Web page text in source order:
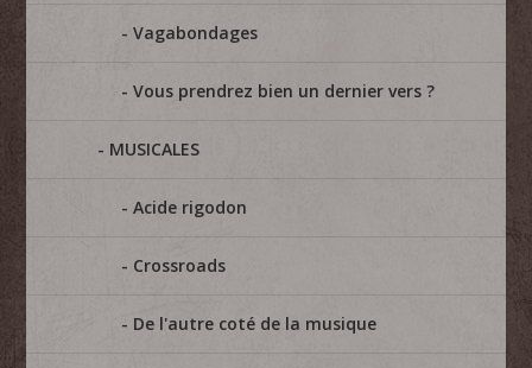
Vagabondages
Vous prendrez bien un dernier vers ?
MUSICALES
Acide rigodon
Crossroads
De l'autre coté de la musique